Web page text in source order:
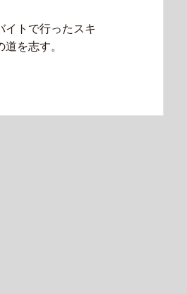
イトで行ったスキ
を志す。